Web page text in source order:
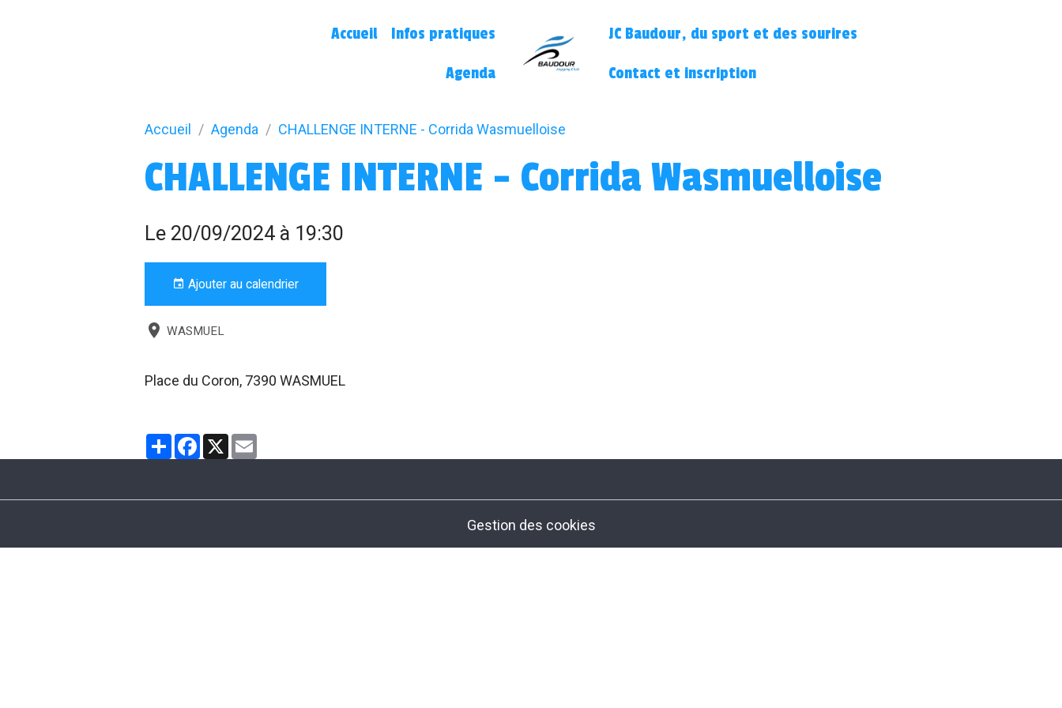
Accueil Infos pratiques
Agenda
JC Baudour, du sport et des sourires
Contact et inscription
Accueil Agenda CHALLENGE INTERNE - Corrida Wasmuelloise
CHALLENGE INTERNE - Corrida Wasmuelloise
Le 20/09/2024 à 19:30
Ajouter au calendrier
WASMUEL
Place du Coron, 7390 WASMUEL
PartagerFacebook
X
Gestion des cookies